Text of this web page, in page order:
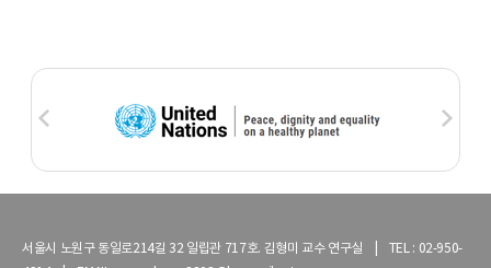
서울시 노원구 동일로214길 32 일립관 717호. 김형미 교수 연구실 | TEL : 02-950-